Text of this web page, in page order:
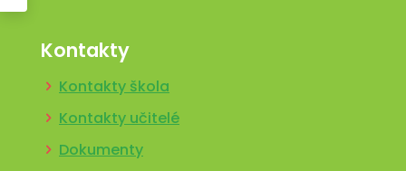
Kontakty
Kontakty škola
Kontakty učitelé
Dokumenty